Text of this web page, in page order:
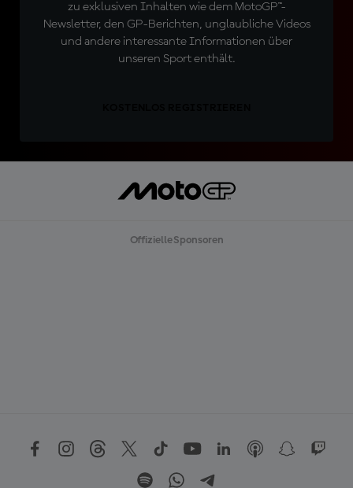
zu exklusiven Inhalten wie dem MotoGP™-
Newsletter, den GP-Berichten, unglaubliche Videos
und andere interessante Informationen über
unseren Sport enthält.
Offizielle Sponsoren